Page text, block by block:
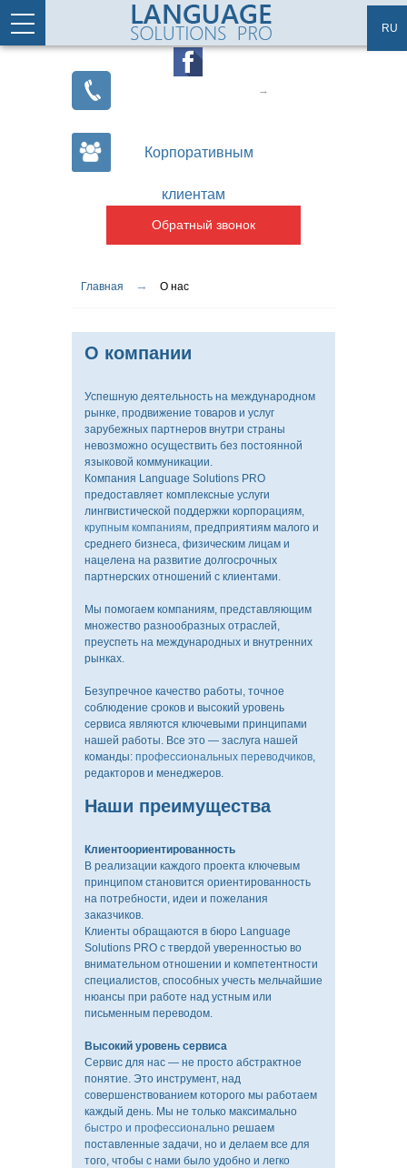
Перейти к основному содержанию
RU
Корпоративным
клиентам
Обратный звонок
Вы здесь
Главная → О нас
О компании
Успешную деятельность на международном
рынке, продвижение товаров и услуг
зарубежных партнеров внутри страны
невозможно осуществить без постоянной
языковой коммуникации.
Компания Language Solutions PRO
предоставляет комплексные услуги
лингвистической поддержки корпорациям,
крупным компаниям, предприятиям малого и
среднего бизнеса, физическим лицам и
нацелена на развитие долгосрочных
партнерских отношений с клиентами.
Мы помогаем компаниям, представляющим
множество разнообразных отраслей,
преуспеть на международных и внутренних
рынках.
Безупречное качество работы, точное
соблюдение сроков и высокий уровень
сервиса являются ключевыми принципами
нашей работы. Все это — заслуга нашей
команды: профессиональных переводчиков,
редакторов и менеджеров.
Наши преимущества
Клиентоориентированность
В реализации каждого проекта ключевым
принципом становится ориентированность
на потребности, идеи и пожелания
заказчиков.
Клиенты обращаются в бюро Language
Solutions PRO с твердой уверенностью во
внимательном отношении и компетентности
специалистов, способных учесть мельчайшие
нюансы при работе над устным или
письменным переводом.
Высокий уровень сервиса
Сервис для нас — не просто абстрактное
понятие. Это инструмент, над
совершенствованием которого мы работаем
каждый день. Мы не только максимально
быстро и профессионально решаем
поставленные задачи, но и делаем все для
того, чтобы с нами было удобно и легко
Статьи Карта сайта